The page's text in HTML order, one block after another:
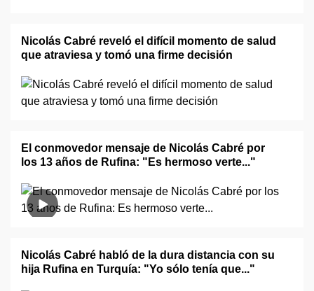
Nicolás Cabré reveló el difícil momento de salud
que atraviesa y tomó una firme decisión
El conmovedor mensaje de Nicolás Cabré por
los 13 años de Rufina: "Es hermoso verte..."
Nicolás Cabré habló de la dura distancia con su
hija Rufina en Turquía: "Yo sólo tenía que..."